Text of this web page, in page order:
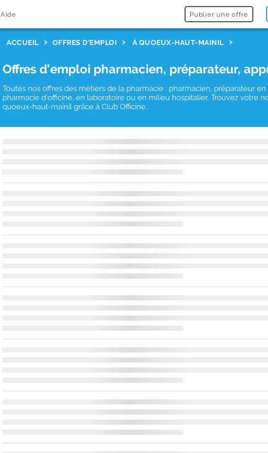
Aide Publier une offre
ACCUEIL OFFRES D'EMPLOI À QUOEUX-HAUT-MAINIL
Offres d'emploi pharmacien, préparateur,
Toutes nos offres des métiers de la pharmacie : pharmacien, préparateur
pharmacie d'officine, en laboratoire ou en milieu hospitalier. Trouvez votre
quoeux-haut-mainil grâce à Club Officine.